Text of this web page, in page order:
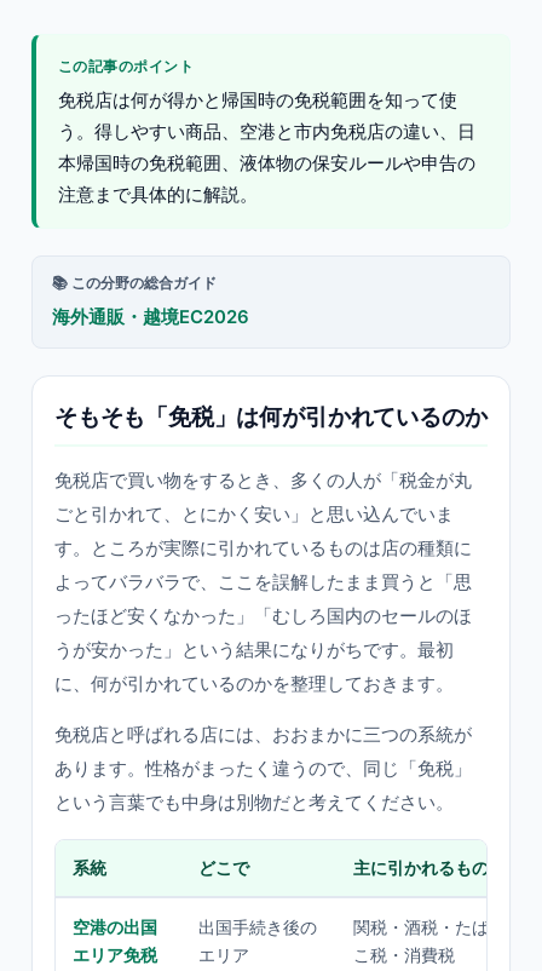
この記事のポイント
免税店は何が得かと帰国時の免税範囲を知って使
う。得しやすい商品、空港と市内免税店の違い、日
本帰国時の免税範囲、液体物の保安ルールや申告の
注意まで具体的に解説。
📚 この分野の総合ガイド
海外通販・越境EC2026
そもそも「免税」は何が引かれているのか
免税店で買い物をするとき、多くの人が「税金が丸
ごと引かれて、とにかく安い」と思い込んでいま
す。ところが実際に引かれているものは店の種類に
よってバラバラで、ここを誤解したまま買うと「思
ったほど安くなかった」「むしろ国内のセールのほ
うが安かった」という結果になりがちです。最初
に、何が引かれているのかを整理しておきます。
免税店と呼ばれる店には、おおまかに三つの系統が
あります。性格がまったく違うので、同じ「免税」
という言葉でも中身は別物だと考えてください。
系統 どこで 主に引かれるもの
空港の出国
エリア免税
出国手続き後の
エリア
関税・酒税・たば
こ税・消費税